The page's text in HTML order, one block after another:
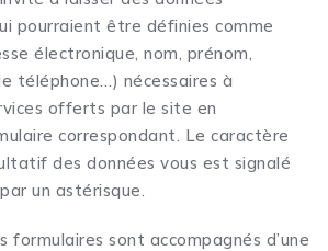
pourraient être définies comme
électronique, nom, prénom,
téléphone…) nécessaires à
offerts par le site en
correspondant. Le caractère
des données vous est signalé
un astérisque.
formulaires sont accompagnés d’une